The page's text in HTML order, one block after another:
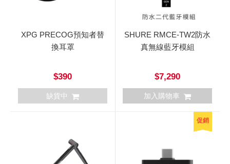
XPG PRECOG預知者替
換耳罩
$390
缺貨中
SHURE RMCE-TW2防水
真無線藍牙模組
$7,290
加入購物車
促銷